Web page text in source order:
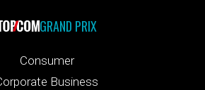
GRAND PRIX
Consumer
Business